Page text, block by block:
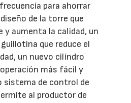
para ahorrar
de la torre que
y aumenta la calidad, un
que reduce el
un nuevo cilindro
más fácil y
sistema de control de
al productor de